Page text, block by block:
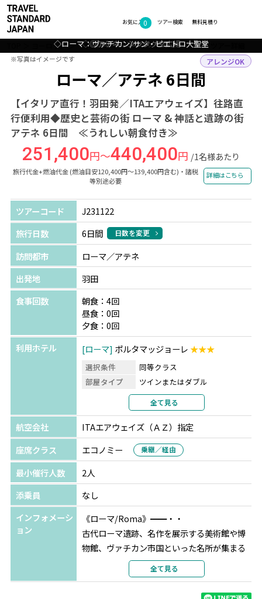
お気に入り
0 無料見積り
ツアー検索
ヨーロッパ イタリア・ギリシャ ローマ・アテネ
ローマ／アテネ 6日間
【イタリア直行！羽田発／ITAエアウェイズ】往路直
行便利用◆歴史と芸術の街 ローマ & 神話と遺跡の街
アテネ 6日間 ≪うれしい朝食付き≫
アレンジOK
251,400円～440,400円 /1名様あたり
旅行代金+燃油代金 (燃油目安120,400円～139,400円含む)・諸税
等別途必要
詳細はこちら
◇ローマ：トレヴィの泉
◇ローマ：コロッセオ
◇◎アテネ：シンタグマ広場
◇ローマ：ヴァチカン/サン・ピエトロ大聖堂
フォトギャラリー
※写真はイメージです
※写真はイメージです
ツアーコード
J231122
旅行日数
6日間 日数を変更
訪問都市
ローマ／アテネ
出発地
羽田
食事回数
朝食：4回
昼食：0回
夕食：0回
利用ホテル
ローマ ポルタマッジョーレ★★★
選択条件
同等クラス
部屋タイプ
ツインまたはダブル
2名1室利用
部屋カテゴリ
アテネ アポロ ホテル★★★
選択条件
同等クラス
部屋タイプ
ツインまたはダブル
利用形態
部屋カテゴリ
全て見る
航空会社
ITAエアウェイズ（ＡＺ）指定
座席クラス
エコノミー 乗継／経由
最小催行人数
2人
添乗員
なし
インフォメーシ
ョン
《ローマ/Roma》━━・・
古代ローマ遺跡、名作を展示する美術館や博
物館、ヴァチカン市国といった名所が集まる
日帰りで様々な都市にも観光できますので、
ローマを基点に散策がおすすめです。
全て見る